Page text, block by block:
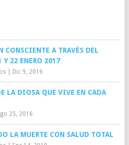
CONSCIENTE A TRAVÉS DEL
Y 22 ENERO 2017
| Dic 9, 2016
LA DIOSA QUE VIVE EN CADA
25, 2016
LA MUERTE CON SALUD TOTAL